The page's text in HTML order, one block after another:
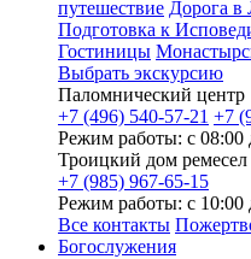
путешествие Дорога в
Подготовка к
Гостиницы
Выбрать экскурсию
Паломнический центр
+7 (496) 540-57-21 +7
Режим работы: с 08:00
Троицкий дом ремесел
+7 (985) 967-65-15
Режим работы: с 10:00
Все контакты
Богослужения